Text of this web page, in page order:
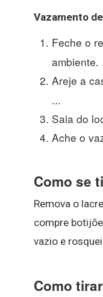
Vazamento de
Feche o
ambiente.
Areje a
...
Saia do
Ache o
Como se
Remova o
compre
vazio e
Como